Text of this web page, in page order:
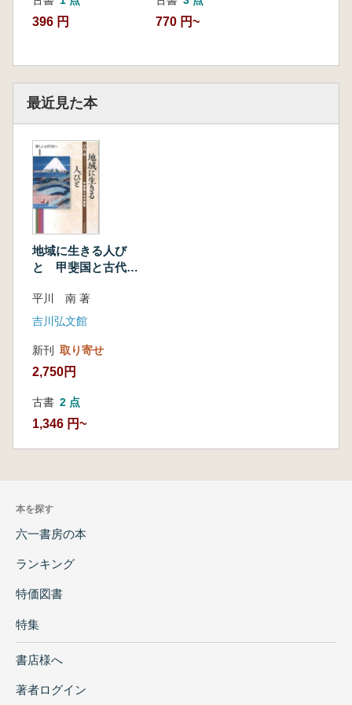
396 円 770 円~
最近見た本
地域に生きる人び
と 甲斐国と古代国
平川 南 著
吉川弘文館
新刊 取り寄せ
2,750円
古書 2 点
1,346 円~
本を探す
六一書房の本
ランキング
特価図書
特集
書店様へ
著者ログイン